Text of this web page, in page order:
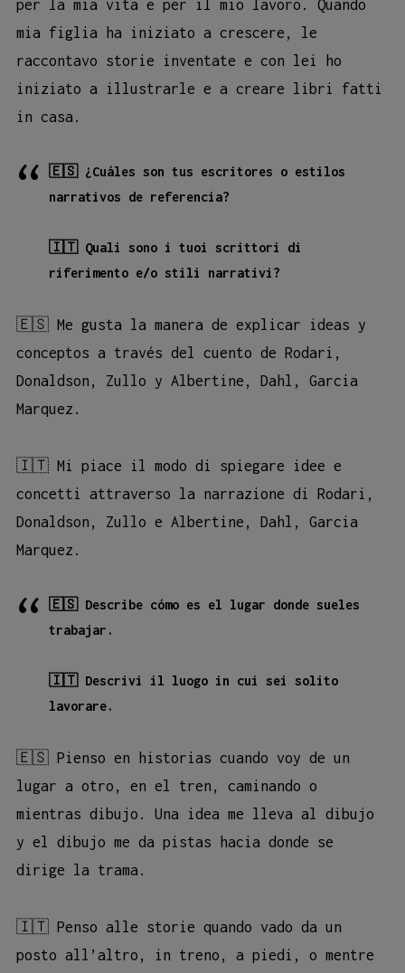
per la mia vita e per il mio lavoro. Quando
mia figlia ha iniziato a crescere, le
raccontavo storie inventate e con lei ho
iniziato a illustrarle e a creare libri fatti
in casa.
🇪🇸 ¿Cuáles son tus escritores o estilos
narrativos de referencia?
🇮🇹 Quali sono i tuoi scrittori di
riferimento e/o stili narrativi?
🇪🇸 Me gusta la manera de explicar ideas y
conceptos a través del cuento de Rodari,
Donaldson, Zullo y Albertine, Dahl, Garcia
Marquez.
🇮🇹 Mi piace il modo di spiegare idee e
concetti attraverso la narrazione di Rodari,
Donaldson, Zullo e Albertine, Dahl, Garcia
Marquez.
🇪🇸 Describe cómo es el lugar donde sueles
trabajar.
🇮🇹 Descrivi il luogo in cui sei solito
lavorare.
🇪🇸 Pienso en historias cuando voy de un
lugar a otro, en el tren, caminando o
mientras dibujo. Una idea me lleva al dibujo
y el dibujo me da pistas hacia donde se
dirige la trama.
🇮🇹 Penso alle storie quando vado da un
posto all’altro, in treno, a piedi, o mentre